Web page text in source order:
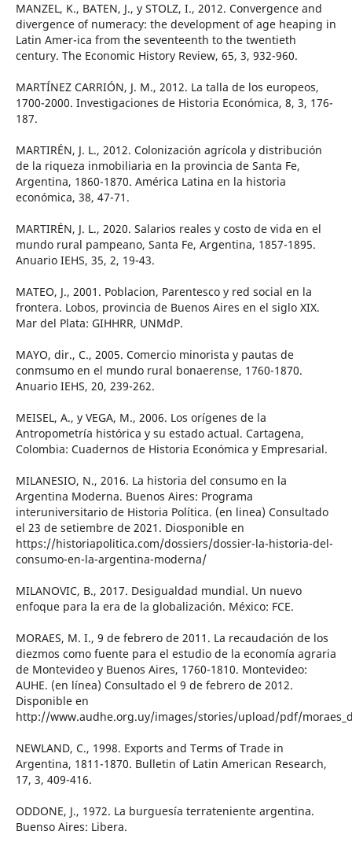
MANZEL, K., BATEN, J., y STOLZ, I., 2012. Convergence and
divergence of numeracy: the development of age heaping in
Latin Amer-ica from the seventeenth to the twentieth
century. The Economic History Review, 65, 3, 932-960.
MARTÍNEZ CARRIÓN, J. M., 2012. La talla de los europeos,
1700-2000. Investigaciones de Historia Económica, 8, 3, 176-
187.
MARTIRÉN, J. L., 2012. Colonización agrícola y distribución
de la riqueza inmobiliaria en la provincia de Santa Fe,
Argentina, 1860-1870. América Latina en la historia
económica, 38, 47-71.
MARTIRÉN, J. L., 2020. Salarios reales y costo de vida en el
mundo rural pampeano, Santa Fe, Argentina, 1857-1895.
Anuario IEHS, 35, 2, 19-43.
MATEO, J., 2001. Poblacion, Parentesco y red social en la
frontera. Lobos, provincia de Buenos Aires en el siglo XIX.
Mar del Plata: GIHHRR, UNMdP.
MAYO, dir., C., 2005. Comercio minorista y pautas de
conmsumo en el mundo rural bonaerense, 1760-1870.
Anuario IEHS, 20, 239-262.
MEISEL, A., y VEGA, M., 2006. Los orígenes de la
Antropometría histórica y su estado actual. Cartagena,
Colombia: Cuadernos de Historia Económica y Empresarial.
MILANESIO, N., 2016. La historia del consumo en la
Argentina Moderna. Buenos Aires: Programa
interuniversitario de Historia Política. (en linea) Consultado
el 23 de setiembre de 2021. Diosponible en
https://historiapolitica.com/dossiers/dossier-la-historia-del-
consumo-en-la-argentina-moderna/
MILANOVIC, B., 2017. Desigualdad mundial. Un nuevo
enfoque para la era de la globalización. México: FCE.
MORAES, M. I., 9 de febrero de 2011. La recaudación de los
diezmos como fuente para el estudio de la economía agraria
de Montevideo y Buenos Aires, 1760-1810. Montevideo:
AUHE. (en línea) Consultado el 9 de febrero de 2012.
Disponible en
http://www.audhe.org.uy/images/stories/upload/pdf/
NEWLAND, C., 1998. Exports and Terms of Trade in
Argentina, 1811-1870. Bulletin of Latin American Research,
17, 3, 409-416.
ODDONE, J., 1972. La burguesía terrateniente argentina.
Buenso Aires: Libera.